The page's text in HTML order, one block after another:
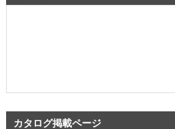
カタログ掲載ページ